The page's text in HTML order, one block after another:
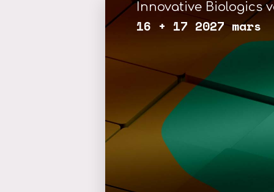
Innovative Biologics
16 + 17 2027 mars